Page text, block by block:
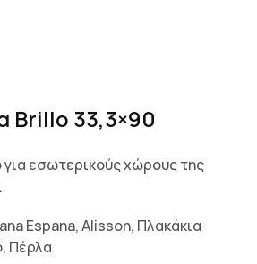
Brillo 33,3×90
για εσωτερικούς χώρους της
Espana,Alisson, Πλακάκια
, Πέρλα